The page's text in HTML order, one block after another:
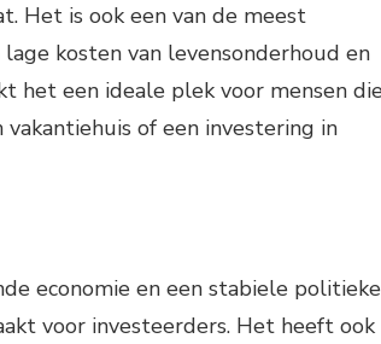
Het is ook een van de meest
kosten van levensonderhoud en
het een ideale plek voor mensen
of een investering in
economie en een stabiele politieke
voor investeerders. Het heeft ook